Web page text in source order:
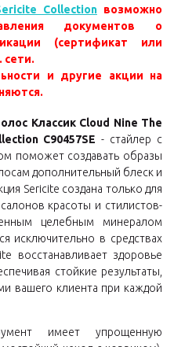
Collectionвозможно
документов о
(сертификат или
сети.
и другие акции на
Классик Cloud Nine The
C90457SE - стайлер с
поможет создавать образы
дополнительный блеск и
Sericite создана только для
красоты и стилистов-
целебным минералом
исключительно в средствах
восстанавливает здоровье
стойкие результаты,
вашего клиента при каждой
имеет упрощенную